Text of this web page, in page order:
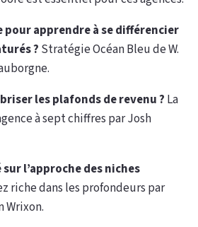
pour apprendre à se différencier
? Stratégie Océan Bleu de W.
les plafonds de revenu ? La
à sept chiffres par Josh
l’approche des niches
riche dans les profondeurs par
Wrixon.